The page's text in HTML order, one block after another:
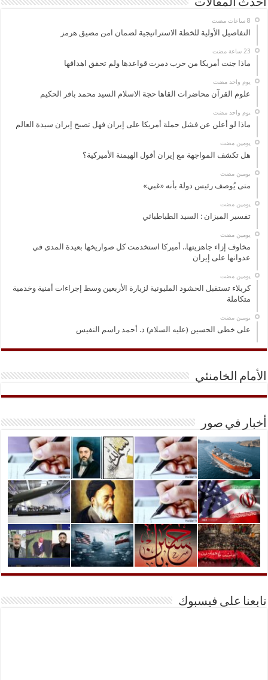
أحدث المقالات
التفاصيل الأولية للخطة الاستراتيجية لضمان امن مضيق هرمز
ماذا جنت أمريكا من حرب دمرت قواعدها ولم تحقق اهدافها
‏يوم واحد مضت
علوم القرآن محاضرات القاها حجة الاسلام السيد محمد باقر الحكيم
‏يوم واحد مضت
ماذا لو أعلن عن فشل حملة أمريكا على إيران فهل تصبح إيران سيدة العالم
‏يومين مضت
هل تكشف المواجهة مع إيران أفول الهيمنة الأميركية؟
‏يومين مضت
متى يُوصف رئيس دولة بأنه «غبي»
‏يومين مضت
تفسير الميزان : السيد الطباطبائي
‏يومين مضت
مخاوف إزاء جاهزيتها.. أميركا استخدمت كل صواريخها بعيدة المدى في
عدوانها على إيران
‏يومين مضت
كربلاء تستقبل الحشود المليونية لزيارة الأربعين وسط إجراءات أمنية وخدمية
متكاملة
‏يومين مضت
على خطى الحسين (عليه السلام) د. أحمد راسم النفيس
الأمام الخامنئي
أخبار في صور
تابعنا على فيسبوك